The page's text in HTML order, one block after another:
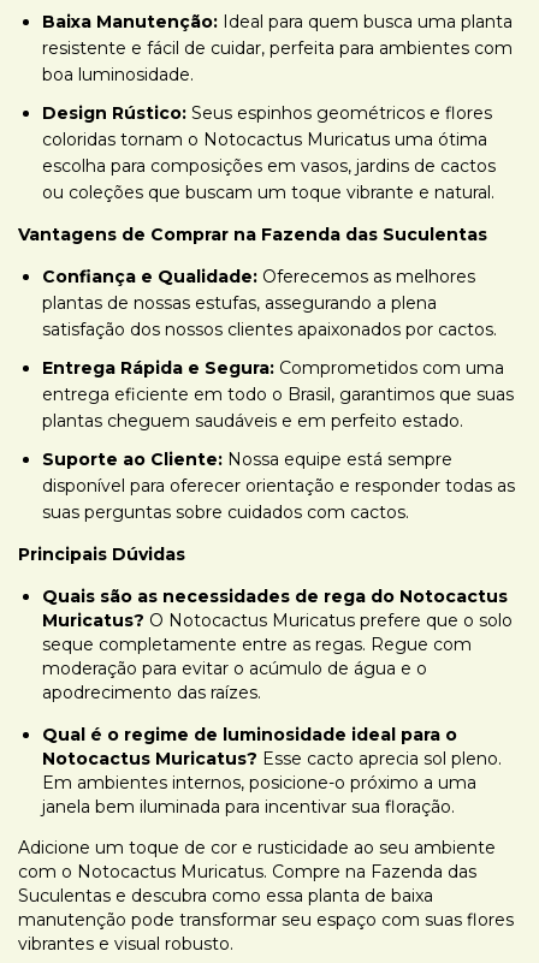
Baixa Manutenção: Ideal para quem busca uma planta
resistente e fácil de cuidar, perfeita para ambientes com
boa luminosidade.
Design Rústico: Seus espinhos geométricos e flores
coloridas tornam o Notocactus Muricatus uma ótima
escolha para composições em vasos, jardins de cactos
ou coleções que buscam um toque vibrante e natural.
Vantagens de Comprar na Fazenda das Suculentas
Confiança e Qualidade: Oferecemos as melhores
plantas de nossas estufas, assegurando a plena
satisfação dos nossos clientes apaixonados por cactos.
Entrega Rápida e Segura: Comprometidos com uma
entrega eficiente em todo o Brasil, garantimos que suas
plantas cheguem saudáveis e em perfeito estado.
Suporte ao Cliente: Nossa equipe está sempre
disponível para oferecer orientação e responder todas as
suas perguntas sobre cuidados com cactos.
Principais Dúvidas
Quais são as necessidades de rega do Notocactus
Muricatus? O Notocactus Muricatus prefere que o solo
seque completamente entre as regas. Regue com
moderação para evitar o acúmulo de água e o
apodrecimento das raízes.
Qual é o regime de luminosidade ideal para o
Notocactus Muricatus? Esse cacto aprecia sol pleno.
Em ambientes internos, posicione-o próximo a uma
janela bem iluminada para incentivar sua floração.
Adicione um toque de cor e rusticidade ao seu ambiente
com o Notocactus Muricatus. Compre na Fazenda das
Suculentas e descubra como essa planta de baixa
manutenção pode transformar seu espaço com suas flores
vibrantes e visual robusto.